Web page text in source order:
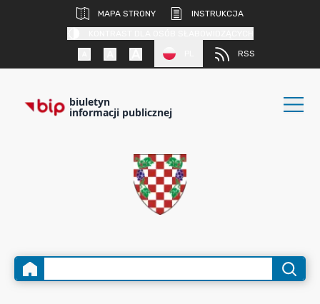
MAPA STRONY
INSTRUKCJA
RSS
biuletyn
informacji publicznej